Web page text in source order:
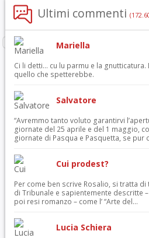
Ultimi commenti
Mariella
Ci li detti… cu lu parmu e la
quello che spetterebbe.
Salvatore
“Avremmo tanto voluto garantirvi
giornate del 25 aprile e del 1 maggio,
giornate di Pasqua e Pasquetta, se pur
Cui prodest?
Per come ben scrive Rosalio, si tratta
di Tribunale e sapientemente descritte
poi resi romanzo – come l’ “Arte del...
Lucia Schiera